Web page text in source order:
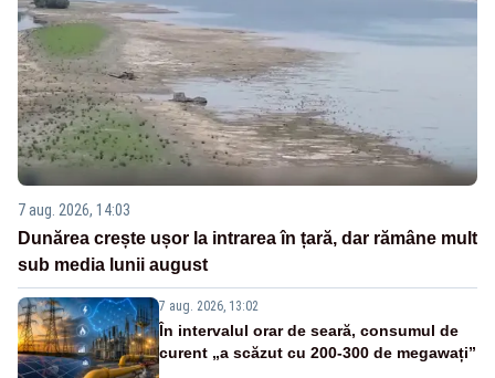
7 aug. 2026, 14:03
Dunărea crește ușor la intrarea în țară, dar rămâne mult
sub media lunii august
7 aug. 2026, 13:02
În intervalul orar de seară, consumul de
curent „a scăzut cu 200-300 de megawați”